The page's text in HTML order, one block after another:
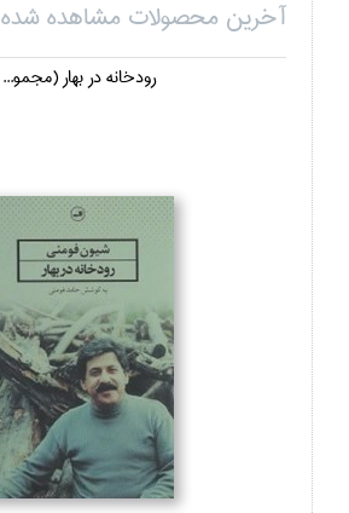
آخرین محصولات مشاهده شده
رودخانه در بهار (مجمو...